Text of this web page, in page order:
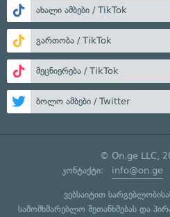
ახალი ამბები / TikTok
გართობა / TikTok
მეცნიერება / TikTok
ბოლო ამბები / Twitter
© On.ge LLC,
კონტაქტი: info@on.ge
ვებსაიტით
სამომხმარებლო შეთანხმებასდა